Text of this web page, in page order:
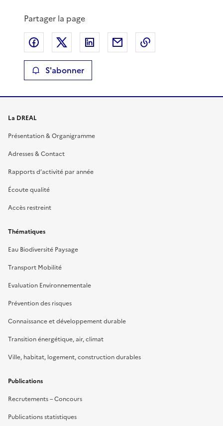
Partager la page
Partager sur Facebook
Partager sur XPartager sur LinkedIn
Partager par email
S'abonner
La DREAL
Présentation & Organigramme
Adresses & Contact
Rapports d’activité par année
Écoute qualité
Accès restreint
Thématiques
Eau Biodiversité Paysage
Transport Mobilité
Evaluation Environnementale
Prévention des risques
Connaissance et développement durable
Transition énergétique, air, climat
Ville, habitat, logement, construction durables
Publications
Recrutements – Concours
Publications statistiques